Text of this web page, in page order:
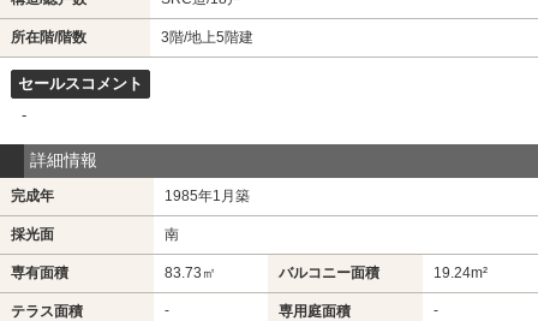
所在階/階数 3階/地上5階建
セールスコメント
-
詳細情報
完成年 1985年1月築
採光面 南
専有面積 83.73㎡ バルコニー面積 19.24m²
テラス面積 - 専用庭面積 -